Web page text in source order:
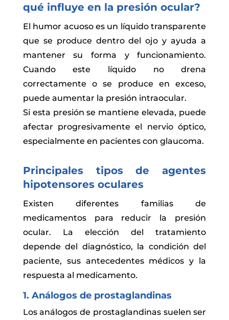
qué influye en la presión ocular?
El humor acuoso es un líquido transparente
que se produce dentro del ojo y ayuda a
mantener su forma y funcionamiento.
Cuando este líquido no drena
correctamente o se produce en exceso,
puede aumentar la presión intraocular.
Si esta presión se mantiene elevada, puede
afectar progresivamente el nervio óptico,
especialmente en pacientes con glaucoma.
Principales tipos de agentes
hipotensores oculares
Existen diferentes familias de
medicamentos para reducir la presión
ocular. La elección del tratamiento
depende del diagnóstico, la condición del
paciente, sus antecedentes médicos y la
respuesta al medicamento.
1. Análogos de prostaglandinas
Los análogos de prostaglandinas suelen ser